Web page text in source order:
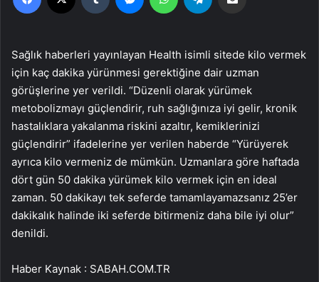
Sağlık haberleri yayınlayan Health isimli sitede kilo vermek
için kaç dakika yürünmesi gerektiğine dair uzman
görüşlerine yer verildi. “Düzenli olarak yürümek
metobolizmayı güçlendirir, ruh sağlığınıza iyi gelir, kronik
hastalıklara yakalanma riskini azaltır, kemiklerinizi
güçlendirir” ifadelerine yer verilen haberde “Yürüyerek
ayrıca kilo vermeniz de mümkün. Uzmanlara göre haftada
dört gün 50 dakika yürümek kilo vermek için en ideal
zaman. 50 dakikayı tek seferde tamamlayamazsanız 25’er
dakikalık halinde iki seferde bitirmeniz daha bile iyi olur”
denildi.
Haber Kaynak : SABAH.COM.TR